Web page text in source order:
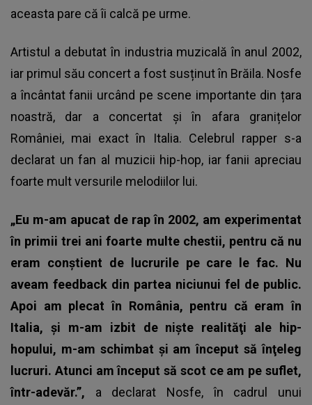
aceasta pare că îi calcă pe urme.
Artistul a debutat în industria muzicală în anul 2002,
iar primul său concert a fost susținut în Brăila. Nosfe
a încântat fanii urcând pe scene importante din țara
noastră, dar a concertat și în afara granițelor
României, mai exact în Italia. Celebrul rapper s-a
declarat un fan al muzicii hip-hop, iar fanii apreciau
foarte mult versurile melodiilor lui.
„Eu m-am apucat de rap în 2002, am experimentat
în primii trei ani foarte multe chestii, pentru că nu
eram conştient de lucrurile pe care le fac. Nu
aveam feedback din partea niciunui fel de public.
Apoi am plecat în România, pentru că eram în
Italia, şi m-am izbit de nişte realităţi ale hip-
hopului, m-am schimbat şi am început să înţeleg
lucruri. Atunci am început să scot ce am pe suflet,
într-adevăr.”, a declarat Nosfe, în cadrul unui